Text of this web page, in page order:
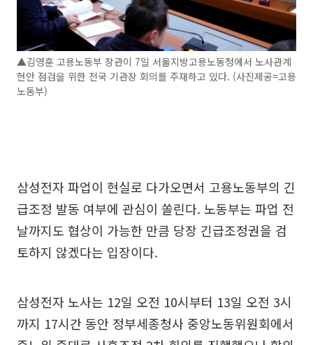
▲김영훈 고용노동부 장관이 7일 서울지방고용노동청에서 노사관계
현안 점검을 위한 전국 기관장 회의를 주재하고 있다. (사진제공=고용
노동부)
삼성전자 파업이 현실로 다가오면서 고용노동부의 긴
급조정 발동 여부에 관심이 쏠린다. 노동부는 파업 전
날까지도 협상이 가능한 만큼 당장 긴급조정권을 검
토하지 않겠다는 입장이다.
삼성전자 노사는 12일 오전 10시부터 13일 오전 3시
까지 17시간 동안 정부세종청사 중앙노동위원회에서